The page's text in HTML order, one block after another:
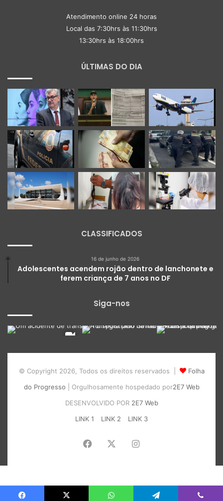
Atendimento online 24 horas
Local das 7:30hrs às 11:30hrs
13:30hrs às 18:00hrs
ÚLTIMAS DO DIA
CLASSIFICADOS
16 de junho de 2026
Adolescentes acendem rojão dentro de lanchonete e
ferem criança de 7 anos no DF
Siga-nos
© Copyright 2026, Todos os direitos reservados |
Folha
do Progresso | Orgulhosamente hospedado por2E7 Web
DESENVOLVIDO POR 2E7 Web
LINK 1
LINK 2 LINK 3
Facebook Instagram